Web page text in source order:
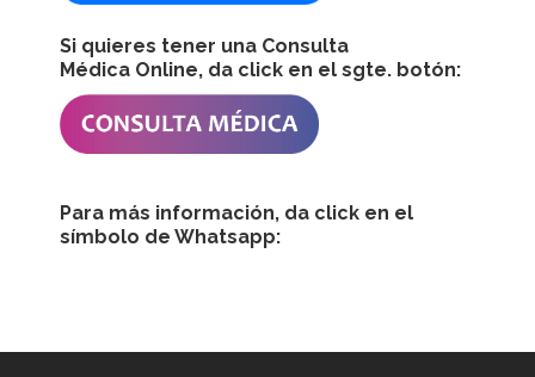
Si quieres tener una Consulta
Médica Online, da click en el sgte. botón:
Para más información, da click en el
símbolo de Whatsapp: